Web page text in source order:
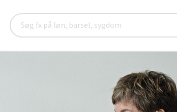
Søg
Vilkår for ansættelse Tidsbegrænset ansættelse